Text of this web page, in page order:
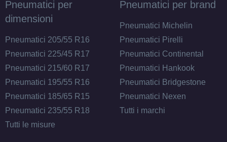
Pneumatici per
dimensioni
Pneumatici 205/55 R16
Pneumatici 225/45 R17
Pneumatici 215/60 R17
Pneumatici 195/55 R16
Pneumatici 185/65 R15
Pneumatici 235/55 R18
Tutti le misure
Pneumatici per brand
Pneumatici Michelin
Pneumatici Pirelli
Pneumatici Continental
Pneumatici Hankook
Pneumatici Bridgestone
Pneumatici Nexen
Tutti i marchi